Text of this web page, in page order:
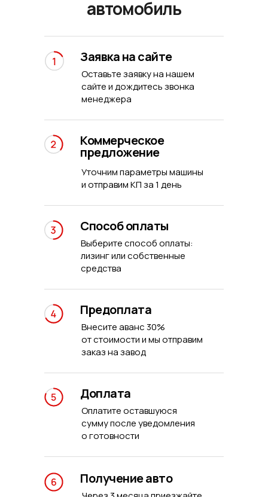
автомобиль
Оставьте заявку на нашем
сайте и дождитесь звонка
менеджера
Заявка на сайте
Уточним параметры машины
и отправим КП за 1 день
Коммерческое
предложение
Выберите способ оплаты:
лизинг или собственные
средства
Способ оплаты
Внесите аванс 30%
от стоимости и мы отправим
заказ на завод
Предоплата
Оплатите оставшуюся
сумму после уведомления
о готовности
Доплата
Получение авто